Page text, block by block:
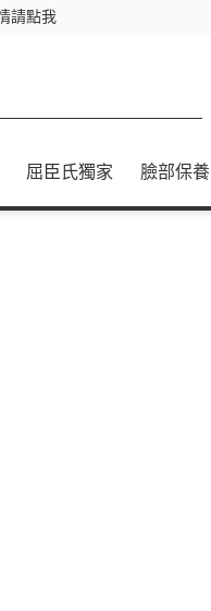
請點我
饋$350
屈臣氏獨家 臉部保養